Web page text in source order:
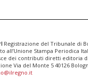
Registrazione del Tribunale di
all’Unione Stampa Periodica
dei contributi diretti editoria
Via del Monte 5 40126